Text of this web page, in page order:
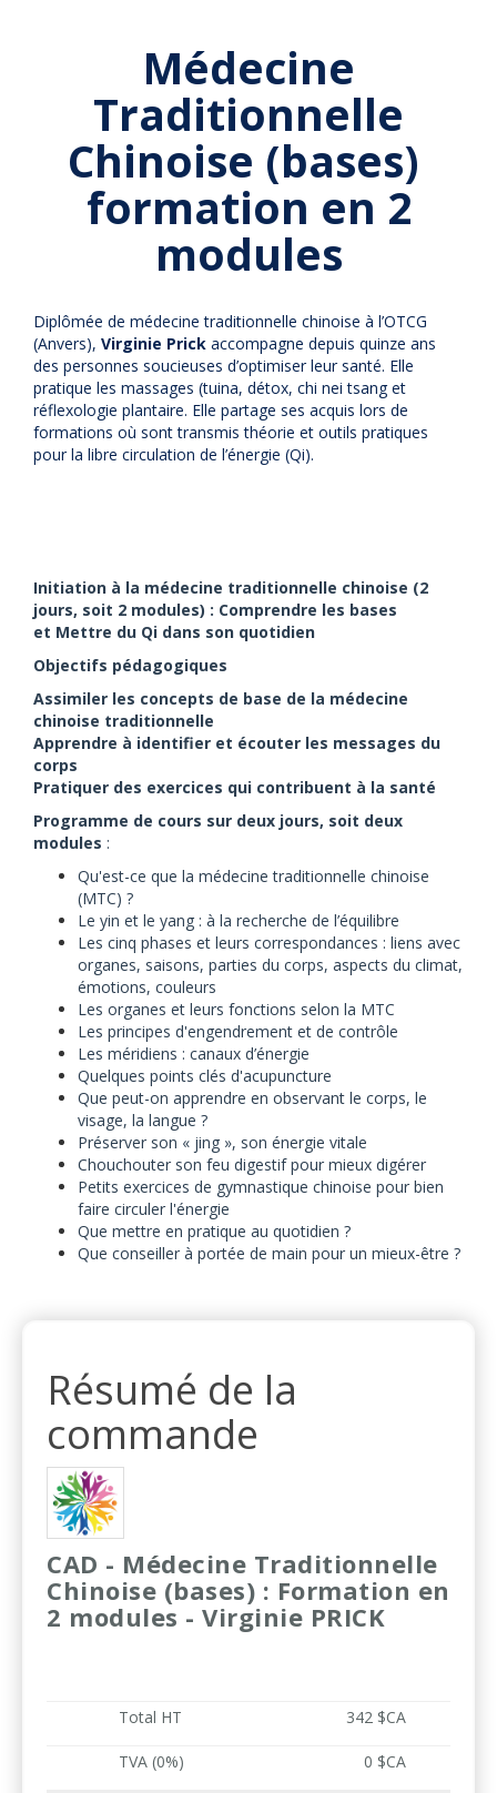
Médecine
Traditionnelle
Chinoise (bases)
formation en 2
modules
Diplômée de médecine traditionnelle chinoise à l’OTCG
(Anvers), Virginie Prick accompagne depuis quinze ans
des personnes soucieuses d’optimiser leur santé. Elle
pratique les massages (tuina, détox, chi nei tsang et
réflexologie plantaire. Elle partage ses acquis lors de
formations où sont transmis théorie et outils pratiques
pour la libre circulation de l’énergie (Qi).
Initiation à la médecine traditionnelle chinoise (2
jours, soit 2 modules) : Comprendre les bases
et Mettre du Qi dans son quotidien
Objectifs pédagogiques
Assimiler les concepts de base de la médecine
chinoise traditionnelle
Apprendre à identifier et écouter les messages du
corps
Pratiquer des exercices qui contribuent à la santé
Programme de cours sur deux jours, soit deux
modules :
Qu'est-ce que la médecine traditionnelle chinoise
(MTC) ?
Le yin et le yang : à la recherche de l’équilibre
Les cinq phases et leurs correspondances : liens avec
organes, saisons, parties du corps, aspects du climat,
émotions, couleurs
Les organes et leurs fonctions selon la MTC
Les principes d'engendrement et de contrôle
Les méridiens : canaux d’énergie
Quelques points clés d'acupuncture
Que peut-on apprendre en observant le corps, le
visage, la langue ?
Préserver son « jing », son énergie vitale
Chouchouter son feu digestif pour mieux digérer
Petits exercices de gymnastique chinoise pour bien
faire circuler l'énergie
Que mettre en pratique au quotidien ?
Que conseiller à portée de main pour un mieux-être ?
Résumé de la
commande
CAD - Médecine Traditionnelle
Chinoise (bases) : Formation en
2 modules - Virginie PRICK
Total HT 342 $CA
TVA (0%) 0 $CA